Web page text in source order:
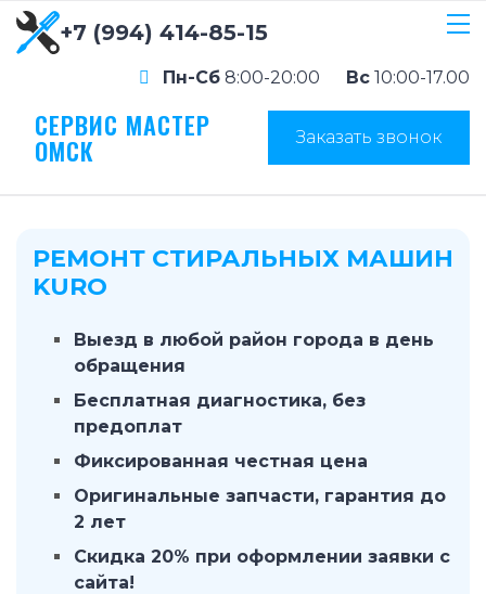
+7 (994) 414-85-15
Пн-Сб 8:00-20:00 Вс 10:00-17.00
СЕРВИС МАСТЕР
ОМСК Заказать звонок
РЕМОНТ СТИРАЛЬНЫХ МАШИН
KURO
Выезд в любой район города в день
обращения
Бесплатная диагностика, без
предоплат
Фиксированная честная цена
Оригинальные запчасти, гарантия до
2 лет
Скидка 20% при оформлении заявки с
сайта!